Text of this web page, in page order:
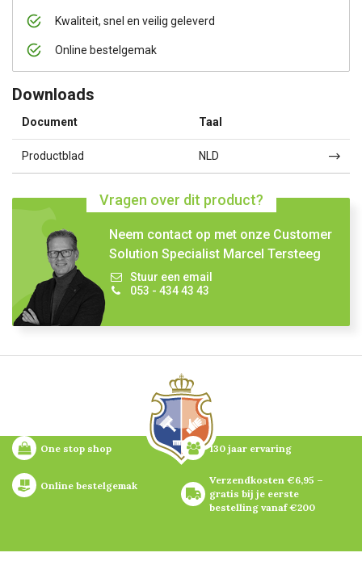
Kwaliteit, snel en veilig geleverd
Online bestelgemak
Downloads
Document Taal
Productblad NLD
Vragen over dit product?
Neem contact op met onze Customer
Solution Specialist Marcel Tersteeg
Stuur een email
053 - 434 43 43
One stop shop 130 jaar ervaring
Online bestelgemak
Verzendkosten €6,95 –
gratis bij je eerste
bestelling vanaf €200